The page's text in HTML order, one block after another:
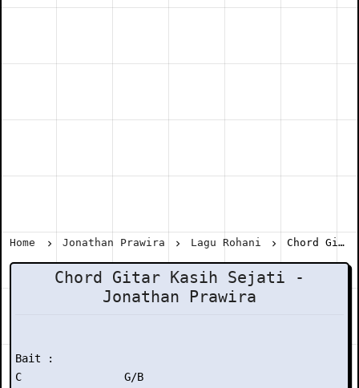
Home Jonathan Prawira Lagu Rohani Chord Gitar Kasih Sejati - Jonathan Prawira
Chord Gitar Kasih Sejati -
Jonathan Prawira
Bait :
C                G/B